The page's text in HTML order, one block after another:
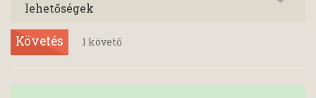
lehetőségek
Követés 1 követő